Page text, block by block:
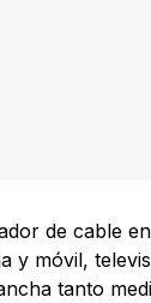
de cable
y móvil,
tanto